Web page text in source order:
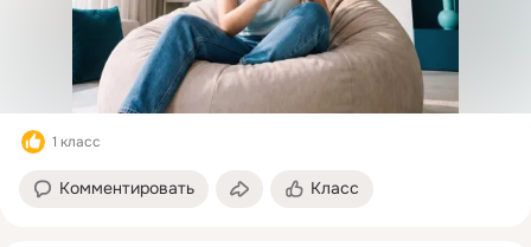
1 класс
Комментировать Класс